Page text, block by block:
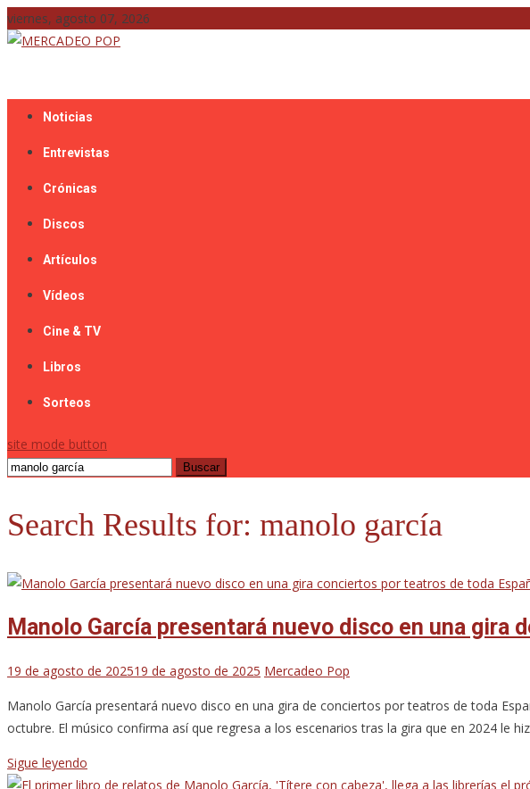
Skip
to
viernes, agosto 07, 2026
Noticias
Entrevistas
Crónicas
Discos
Artículos
Vídeos
Cine & TV
Libros
Sorteos
site mode button
Buscar:
Search Results for: manolo garcía
Manolo García presentará nuevo disco en una
19 de agosto de 202519 de agosto de 2025 Mercadeo Pop
Manolo García presentará nuevo disco en una gira de conciertos por teatros de toda
octubre. El músico confirma así que regresa a los escenarios tras la gira que en 2024 le
Sigue leyendo